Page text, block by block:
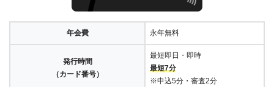
年会費 永年無料
発行時間
（カード番号）
最短即日・即時
最短7分
※申込5分・審査2分